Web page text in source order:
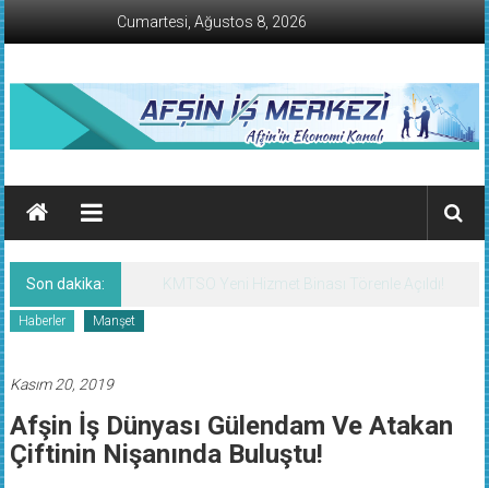
İçeriğe
geç
Cumartesi, Ağustos 8, 2026
AFŞİN
İŞ
MERKEZİ
Afşin'in
Ekonomi
Son dakika: KMTSO Yeni Hizmet Binası Törenle Açıldı!
Haberler Manşet
Kasım 20, 2019
Afşin İş Dünyası Gülendam Ve Atakan
Çiftinin Nişanında Buluştu!